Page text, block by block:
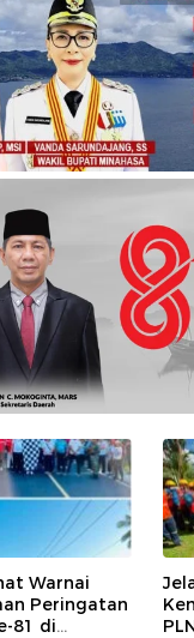
Warnai
Peringatan
81 di